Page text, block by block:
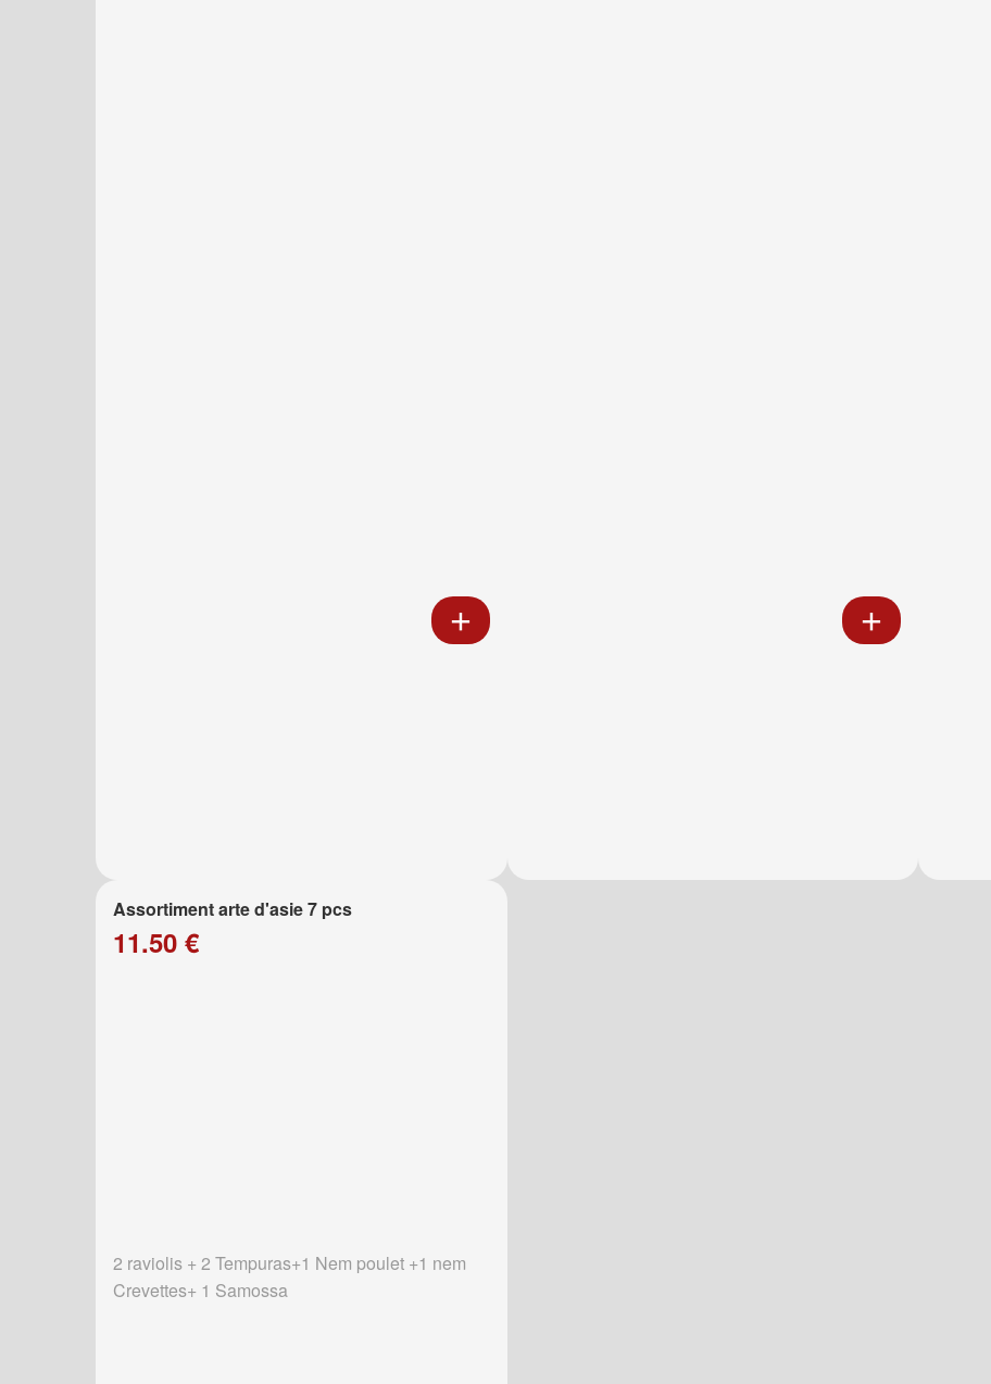
Assortiment arte d'asie 7 pcs
11.50 €
2 raviolis + 2 Tempuras+1 Nem poulet +1 nem
Crevettes+ 1 Samossa